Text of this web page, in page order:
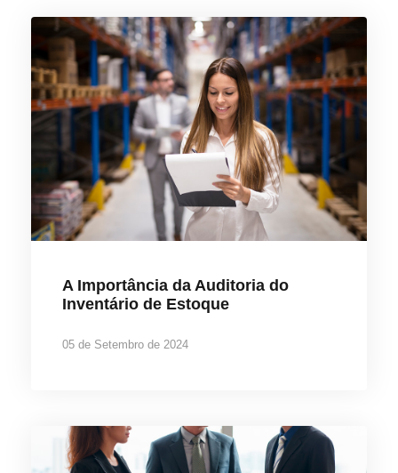
A Importância da Auditoria do
Inventário de Estoque
05 de Setembro de 2024